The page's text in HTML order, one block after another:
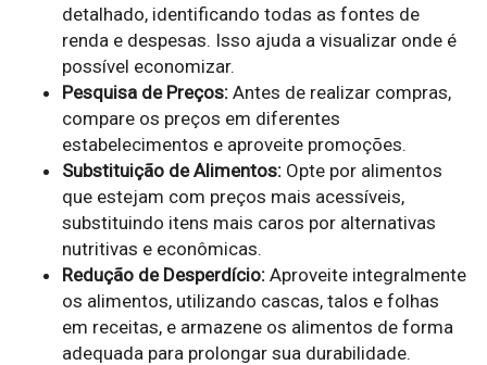
detalhado, identificando todas as fontes de
renda e despesas. Isso ajuda a visualizar onde é
possível economizar.
Pesquisa de Preços: Antes de realizar compras,
compare os preços em diferentes
estabelecimentos e aproveite promoções.
Substituição de Alimentos: Opte por alimentos
que estejam com preços mais acessíveis,
substituindo itens mais caros por alternativas
nutritivas e econômicas.
Redução de Desperdício: Aproveite integralmente
os alimentos, utilizando cascas, talos e folhas
em receitas, e armazene os alimentos de forma
adequada para prolongar sua durabilidade.